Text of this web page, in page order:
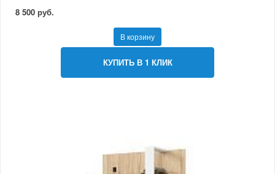
8 500 руб.
В корзину
КУПИТЬ В 1 КЛИК